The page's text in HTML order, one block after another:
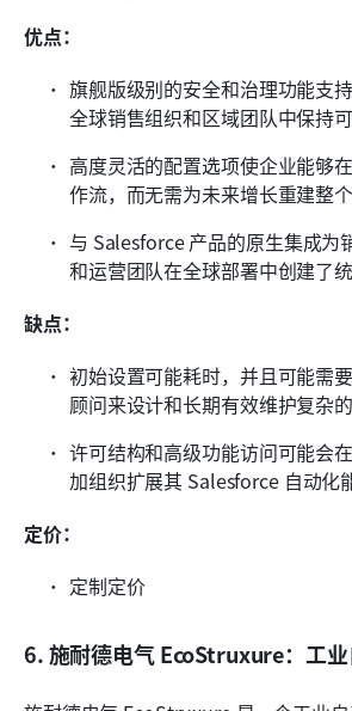
优点：
旗舰版级别的安全和治理功能支
全球销售组织和区域团队中保持
高度灵活的配置选项使企业能够
作流，而无需为未来增长重建整个
与 Salesforce 产品的原生集成为
和运营团队在全球部署中创建了
缺点：
初始设置可能耗时，并且可能需
顾问来设计和长期有效维护复杂的
许可结构和高级功能访问可能会
加组织扩展其 Salesforce 自动化
定价：
定制定价
6. 施耐德电气 EcoStruxure：工